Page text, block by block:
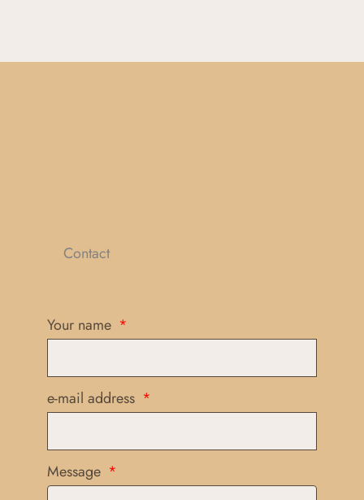
Contact
Your name
e-mail address
Message